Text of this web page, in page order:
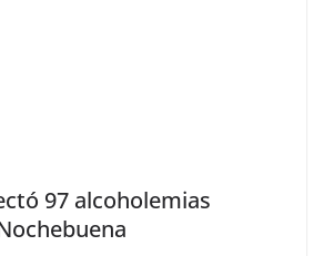
97 alcoholemias